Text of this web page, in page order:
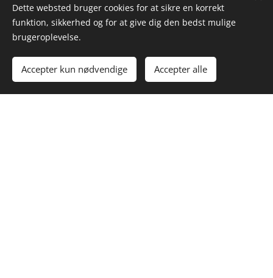
Dette websted bruger cookies for at sikre en korrekt
funktion, sikkerhed og for at give dig den bedst mulige
brugeroplevelse.
Accepter kun nødvendige Accepter alle